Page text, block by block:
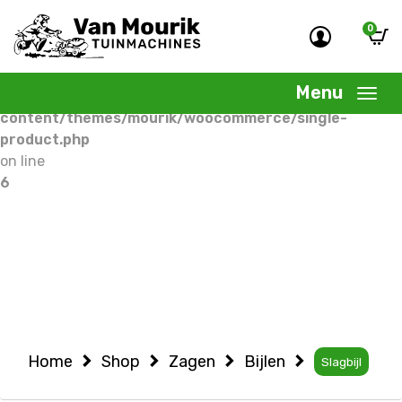
Warning
: Undefined variable $woocommercepage in
/home/allermedia/domains/vanmourik-
content/themes/mourik/woocommerce/single-
product.php
on line
6
0
Menu
Home Shop Zagen Bijlen Slagbijl